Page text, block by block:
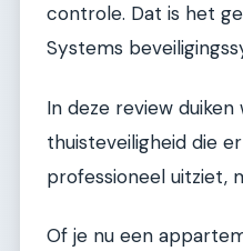
controle. Dat is het
Systems
In deze review
thuisteveiligheid die
professioneel uitziet,
Of je nu een